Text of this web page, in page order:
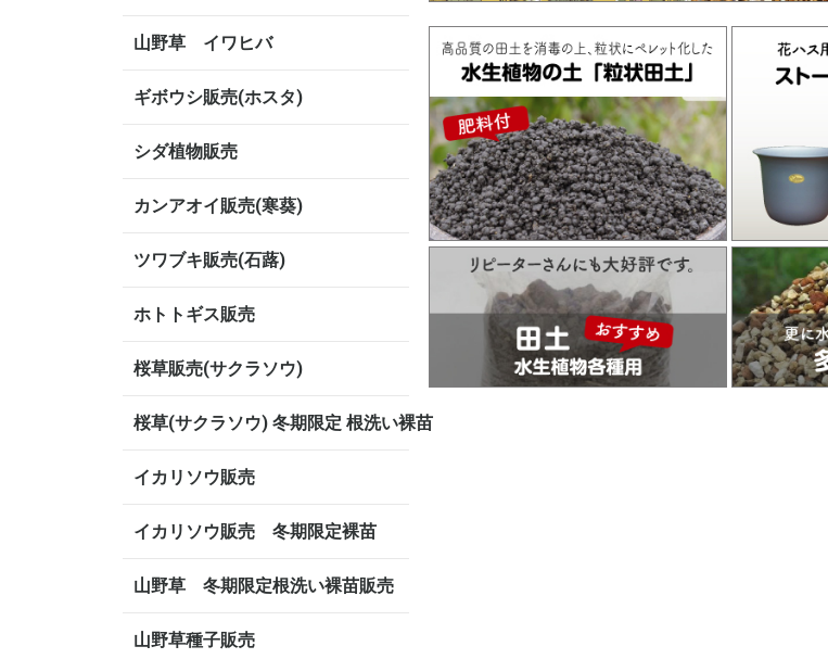
山野草 イワヒバ
ギボウシ販売(ホスタ)
シダ植物販売
カンアオイ販売(寒葵)
ツワブキ販売(石蕗)
ホトトギス販売
桜草販売(サクラソウ)
桜草(サクラソウ) 冬期限定 根洗い裸苗
イカリソウ販売
イカリソウ販売 冬期限定裸苗
山野草 冬期限定根洗い裸苗販売
山野草種子販売